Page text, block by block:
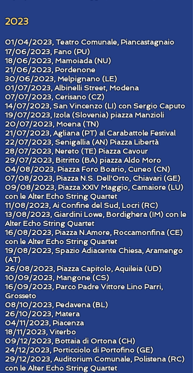
2023
01/04/2023, Teatro Comunale, Piancastagnaio
17/06/2023, Fano (PU)
18/06/2023, Mamoiada (NU)
21/06/2023, Pordenone
30/06/2023, Melpignano (LE)
01/07/2023, Albinelli Street, Modena
07/07/2023, Cerisano (CZ)
14/07/2023, San Vincenzo (LI) con Sergio Caputo
19/07/2023, Izola (Slovenia) piazza Manzioli
20/07/2023, Moena (TN)
21/07/2023, Agliana (PT) al Carabattole Festival
22/07/2023, Senigallia (AN) Piazza Libertà
28/07/2023, Nereto (TE) Piazza Cavour
29/07/2023, Bitritto (BA) piazza Aldo Moro
04/08/2023, Piazza Foro Boario, Cuneo (CN)
07/08/2023, Piazza N.S. Dell'Orto, Chiavari (GE)
09/08/2023, Piazza XXIV Maggio, Camaiore (LU)
con le Alter Echo String Quartet
11/08/2023, Ai Confine del Sud, Locri (RC)
13/08/2023, Giardini Lowe, Bordighera (IM) con le
Alter Echo String Quartet
16/08/2023, Piazza N.Amore, Roccamonfina (CE)
con le Alter Echo String Quartet
19/08/2023, Spazio Adiacente Chiesa, Aramengo
(AT)
26/08/2023, Piazza Capitolo, Aquileia (UD)
10/09/2023, Mangone (CS)
16/09/2023, Parco Padre Vittore Lino Parri,
Grosseto
08/10/2023, Pedavena (BL)
26/10/2023, Matera
04/11/2023, Piacenza
18/11/2023, Viterbo
09/12/2023, Bottaia di Ortona (CH)
24/12/2023,Porticciolo diPortofino (GE)
29/12/2023, Auditorium Comunale, Polistena (RC)
con le Alter Echo String Quartet